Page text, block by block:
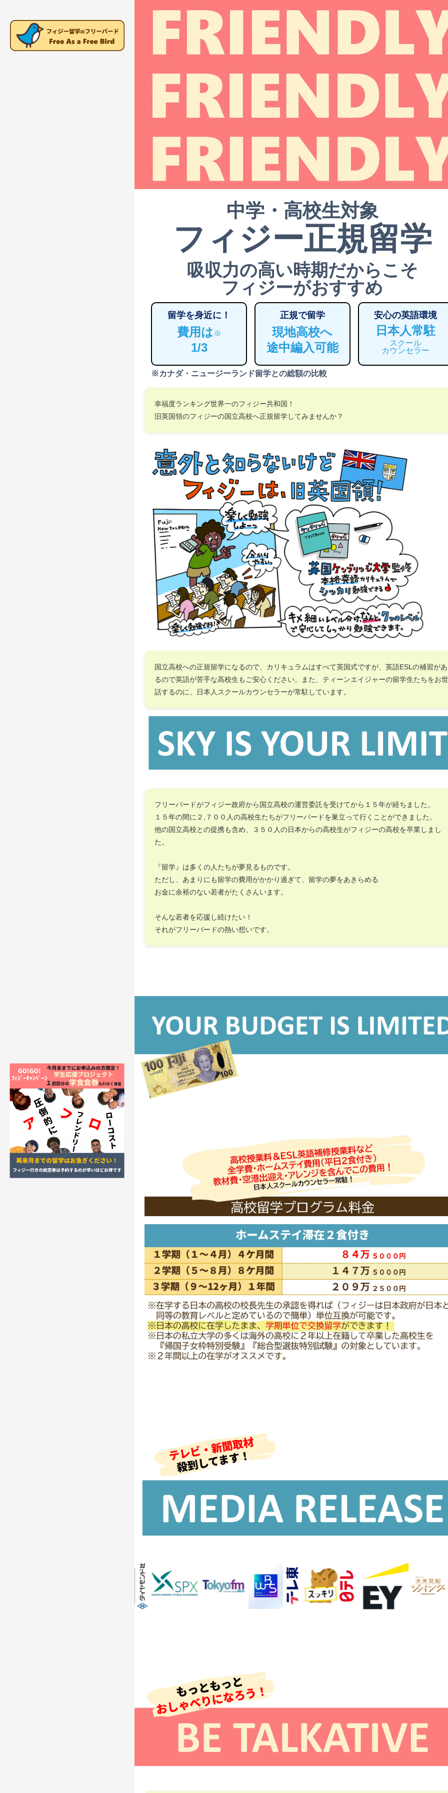
中学・高校生対象
フィジー正規留学
吸収力の高い時期だからこそ
フィジーがおすすめ
留学を身近に！
費用は※
1/3
正規で留学
現地高校へ
途中編入可能
安心の英語環境
日本人常駐
スクール
カウンセラー
※カナダ・ニュージーランド留学との総額の比較
幸福度ランキング世界一のフィジー共和国！
旧英国領のフィジーの国立高校へ正規留学してみませんか？
国立高校への正規留学になるので、カリキュラムはすべて英国式ですが、英語ESLの補習があ
るので英語が苦手な高校生もご安心ください。また、ティーンエイジャーの留学生たちをお世
話するのに、日本人スクールカウンセラーが常駐しています。
フリーバードがフィジー政府から国立高校の運営委託を受けてから１５年が経ちました。
１５年の間に２,７００人の高校生たちがフリーバードを巣立って行くことができました。
他の国立高校との提携も含め、３５０人の日本からの高校生がフィジーの高校を卒業しまし
た。
『留学』は多くの人たちが夢見るものです。
ただし、あまりにも留学の費用がかかり過ぎて、留学の夢をあきらめる
お金に余裕のない若者がたくさんいます。
そんな若者を応援し続けたい！
それがフリーバードの熱い想いです。